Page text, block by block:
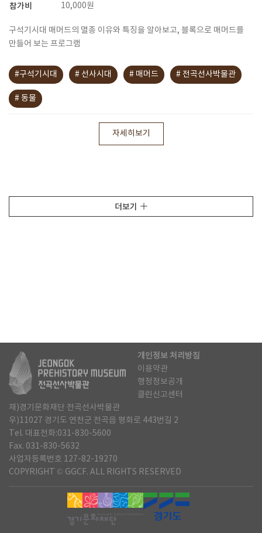
참가비 10,000원
구석기시대 매머드의 멸종 이유와 특징을 알아보고, 블록으로 매머드를
만들어 보는 프로그램
#구석기시대 # 선사시대 # 매머드 # 전곡선사박물관
# 동물
자세히보기
더보기
개인정보 처리방침
이용약관
행정정보공개
클린신고센터
재)경기문화재단 전곡선사박물관
우)11027 경기도 연천군 전곡읍 평화로 443번길 2
Tel. 대표전화:031-830-5600
Fax. 031-830-5632
사업자등록번호 127-82-19270
COPYRIGHT © GGCF. ALL RIGHTS RESERVED